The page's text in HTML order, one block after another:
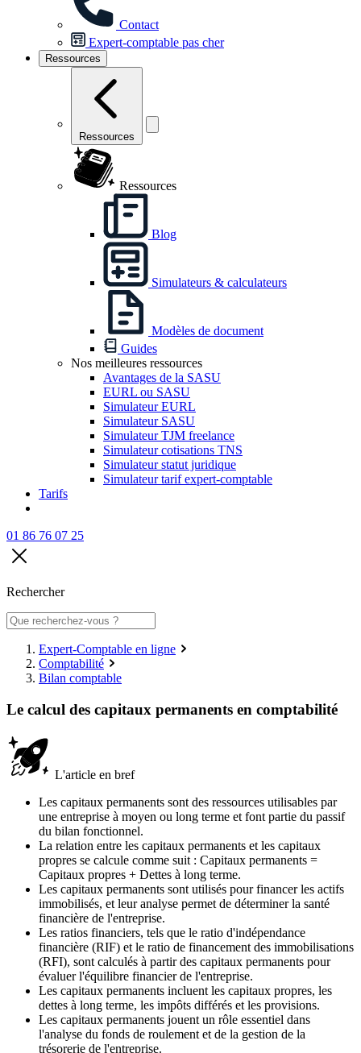
Contact
Expert-comptable pas cher
Ressources
Ressources
Ressources
Blog
Simulateurs & calculateurs
Modèles de document
Guides
Nos meilleures ressources
Avantages de la SASU
EURL ou SASU
Simulateur EURL
Simulateur SASU
Simulateur TJM freelance
Simulateur cotisations TNS
Simulateur statut juridique
Simulateur tarif expert-comptable
Tarifs
01 86 76 07 25
Rechercher
Expert-Comptable en ligne
Comptabilité
Bilan comptable
Le calcul des capitaux permanents en comptabilité
L'article en bref
Les capitaux permanents sont des ressources utilisables par
une entreprise à moyen ou long terme et font partie du passif
du bilan fonctionnel.
La relation entre les capitaux permanents et les capitaux
propres se calcule comme suit : Capitaux permanents =
Capitaux propres + Dettes à long terme.
Les capitaux permanents sont utilisés pour financer les actifs
immobilisés, et leur analyse permet de déterminer la santé
financière de l'entreprise.
Les ratios financiers, tels que le ratio d'indépendance
financière (RIF) et le ratio de financement des immobilisations
(RFI), sont calculés à partir des capitaux permanents pour
évaluer l'équilibre financier de l'entreprise.
Les capitaux permanents incluent les capitaux propres, les
dettes à long terme, les impôts différés et les provisions.
Les capitaux permanents jouent un rôle essentiel dans
l'analyse du fonds de roulement et de la gestion de la
trésorerie de l'entreprise.